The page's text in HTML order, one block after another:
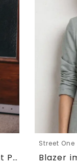
Kurzarm Cardigan mit Polokragen
Street One